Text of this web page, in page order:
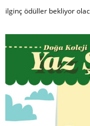
ilginç ödüller bekliyor